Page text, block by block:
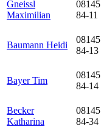
Gneissl
Maximilian
08145
84-11
Baumann Heidi
08145
84-13
Bayer Tim
08145
84-14
Becker
Katharina
08145
84-34